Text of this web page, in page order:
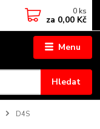
Menu
Hledat
0 ks
za 0,00 Kč
D4S